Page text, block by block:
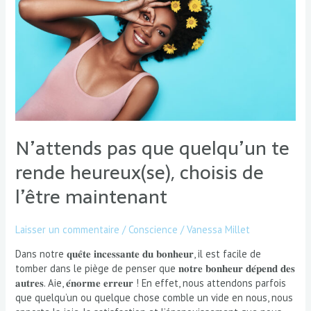
N’attends pas que quelqu’un te
rende heureux(se), choisis de
l’être maintenant
Laisser un commentaire / Conscience /Vanessa Millet
Dans notre 𝐪𝐮𝐞̂𝐭𝐞 𝐢𝐧𝐜𝐞𝐬𝐬𝐚𝐧𝐭𝐞 𝐝𝐮 𝐛𝐨𝐧𝐡𝐞𝐮𝐫, il est facile de
tomber dans le piège de penser que 𝐧𝐨𝐭𝐫𝐞 𝐛𝐨𝐧𝐡𝐞𝐮𝐫 𝐝𝐞́𝐩𝐞𝐧𝐝 𝐝𝐞𝐬
𝐚𝐮𝐭𝐫𝐞𝐬. Aie, 𝐞́𝐧𝐨𝐫𝐦𝐞 𝐞𝐫𝐫𝐞𝐮𝐫 ! En effet, nous attendons parfois
que quelqu’un ou quelque chose comble un vide en nous, nous
rende
heureux(se),
maintenant